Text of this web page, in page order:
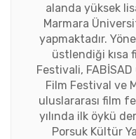
alanda yüksek
Marmara
yapmaktadır.
üstlendiği kısa
Festivali,
Film Festival ve
uluslararası film
yılında ilk öykü
Porsuk Kültür